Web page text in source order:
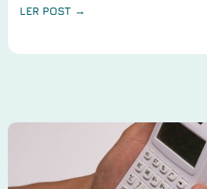
LER POST →